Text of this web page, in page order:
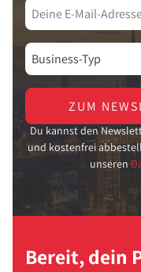
ZUM
Du kannst den
und kostenfrei
unseren
Bereit, dein